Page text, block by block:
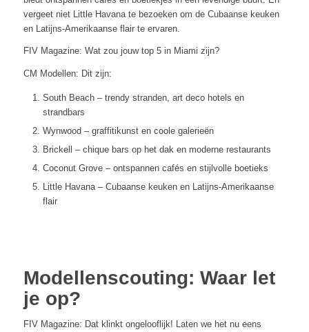
vergeet niet Little Havana te bezoeken om de Cubaanse keuken
en Latijns-Amerikaanse flair te ervaren.
FIV Magazine: Wat zou jouw top 5 in Miami zijn?
CM Modellen: Dit zijn:
South Beach – trendy stranden, art deco hotels en
strandbars
Wynwood – graffitikunst en coole galerieën
Brickell – chique bars op het dak en moderne restaurants
Coconut Grove – ontspannen cafés en stijlvolle boetieks
Little Havana – Cubaanse keuken en Latijns-Amerikaanse
flair
Modellenscouting: Waar let
je op?
FIV Magazine: Dat klinkt ongelooflijk! Laten we het nu eens